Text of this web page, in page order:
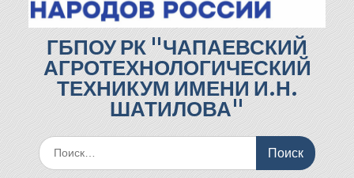
ГБПОУ РК "ЧАПАЕВСКИЙ
АГРОТЕХНОЛОГИЧЕСКИЙ
ТЕХНИКУМ ИМЕНИ И.Н.
ШАТИЛОВА"
Поиск
по: